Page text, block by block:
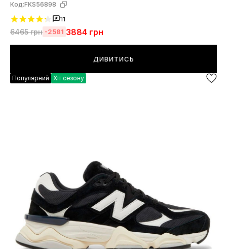
Код:FKS56898
11
6465грн -2581 3884 грн
ДИВИТИСЬ
Популярний Хіт сезону